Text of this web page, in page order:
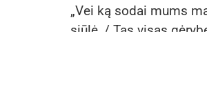
„Vei ką sodai mums
siūlė, / Tas visas